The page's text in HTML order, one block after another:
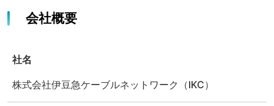
会社概要
社名
株式会社伊豆急ケーブルネットワーク（IKC）